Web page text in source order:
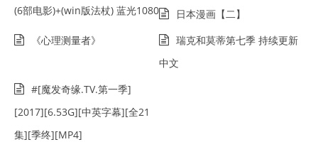
(6部电影)+(win版法杖) 蓝光1080
日本漫画【二】
《心理测量者》
瑞克和莫蒂第七季 持续更新
中文
#[魔发奇缘.TV.第一季]
[2017][6.53G][中英字幕][全21
集][季终][MP4]